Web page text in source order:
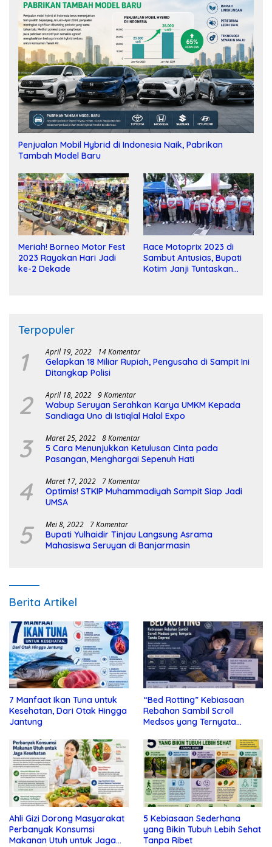
Penjualan Mobil Hybrid di Indonesia Naik, Pabrikan
Tambah Model Baru
Meriah! Borneo Motor Fest
2023 Rayakan Hari Jadi
ke-2 Dekade
Race Motoprix 2023 di
Sambut Antusias, Bupati
Kotim Janji Tuntaskan
Terpopuler
1 April 19, 2022 14 Komentar
Gelapkan 18 Miliar Rupiah, Pengusaha di Sampit Ini
Ditangkap Polisi
2 April 18, 2022 9 Komentar
Wabup Seruyan Serahkan Karya UMKM Kepada
Sandiaga Uno di Istiqlal Halal Expo
3 Maret 25, 2022 8 Komentar
5 Cara Menunjukkan Ketulusan Cinta pada
Pasangan, Menghargai Sepenuh Hati
4 Maret 17, 2022 7 Komentar
Optimis! STKIP Muhammadiyah Sampit Siap Jadi
UMSA
5 Mei 8, 2022 7 Komentar
Bupati Yulhaidir Tinjau Langsung Asrama
Mahasiswa Seruyan di Banjarmasin
Berita Artikel
7 Manfaat Ikan Tuna untuk
Kesehatan, Dari Otak Hingga
Jantung
“Bed Rotting” Kebiasaan
Rebahan Sambil Scroll
Medsos yang Ternyata
Ahli Gizi Dorong Masyarakat
Perbanyak Konsumsi
Makanan Utuh untuk Jaga
5 Kebiasaan Sederhana
yang Bikin Tubuh Lebih Sehat
Tanpa Ribet